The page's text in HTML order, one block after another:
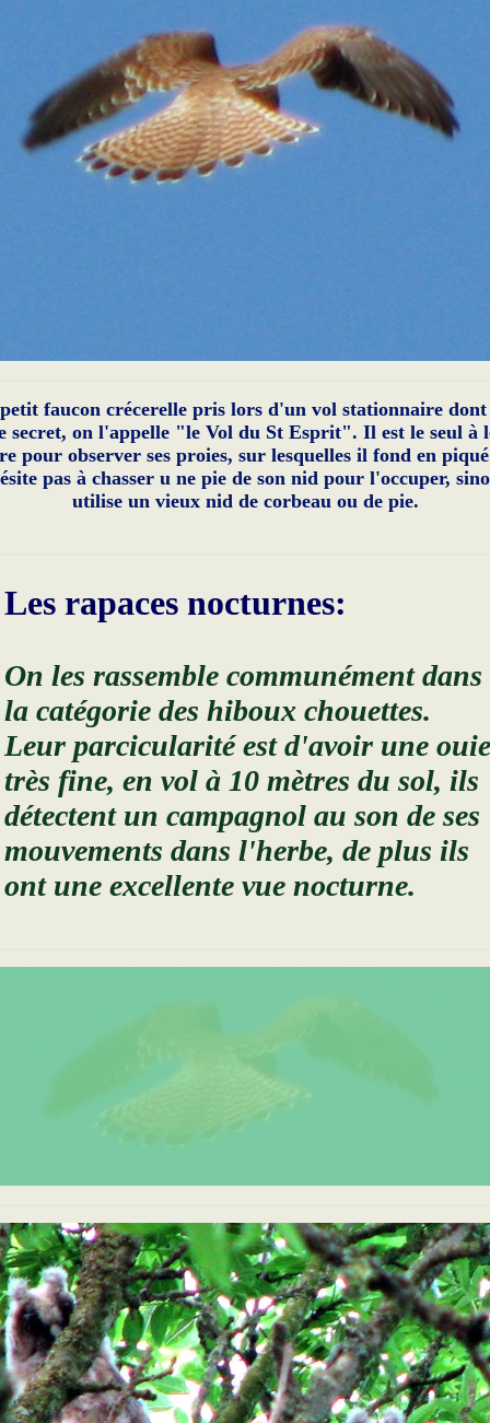
faucon crécerelle pris lors d'un vol stationnaire
secret, on l'appelle "le Vol du St Esprit". Il est le seul à
pour observer ses proies, sur lesquelles il fond en
pas à chasser u ne pie de son nid pour l'occuper,
utilise un vieux nid de corbeau ou de pie.
Les rapaces nocturnes:
On les rassemble communément dans
la catégorie des hiboux chouettes.
Leur parcicularité est d'avoir une ouie
très fine, en vol à 10 mètres du sol, ils
détectent un campagnol au son de ses
mouvements dans l'herbe, de plus ils
ont une excellente vue nocturne.